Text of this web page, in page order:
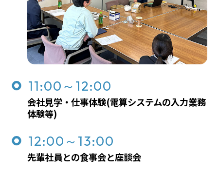
11:00～12:00
会社見学・仕事体験(電算システムの入力業務
体験等)
12:00～13:00
先輩社員との食事会と座談会